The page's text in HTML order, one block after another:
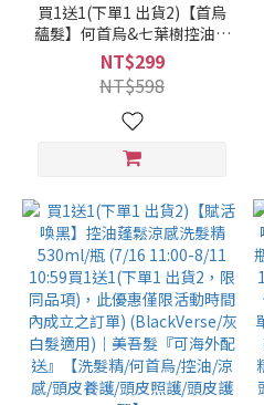
買1送1(下單1 出貨2)【首烏
蘊髮】何首烏&七葉樹控油洗
髮精520ml/瓶 (8/3 11:00-
8/11 10:59買1送1(下單1 出
貨2，限同品項)，此優惠僅
限活動時間內成立之訂單) ｜
NT$299
NT$598